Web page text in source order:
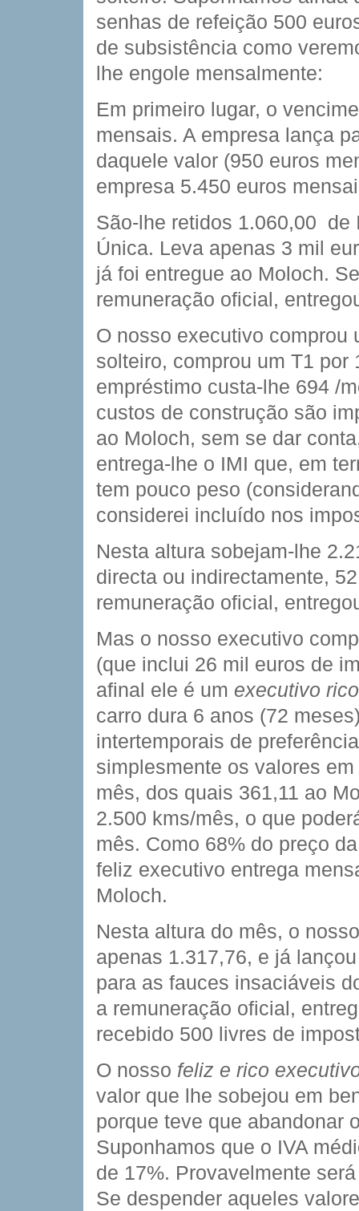
senhas de refeição 500
de subsistência como
lhe engole mensalmente:
Em primeiro lugar, o
mensais. A empresa lança
daquele valor (950 euros
empresa 5.450 euros
São-lhe retidos 1.060,00 
Única. Leva apenas 3 mil
já foi entregue ao Moloch.
remuneração oficial,
O nosso executivo comprou
solteiro, comprou um T1 por
empréstimo custa-lhe 694 /
custos de construção são
ao Moloch, sem se dar
entrega-lhe o IMI que, em
tem pouco peso
considerei incluído nos
Nesta altura sobejam-lhe
directa ou indirectamente,
remuneração oficial,
Mas o nosso executivo
(que inclui 26 mil euros de
afinal ele é um executivo
carro dura 6 anos (72
intertemporais de
simplesmente os valores em
mês, dos quais 361,11 ao
2.500 kms/mês, o que
mês. Como 68% do preço
feliz executivo entrega
Moloch.
Nesta altura do mês, o
apenas 1.317,76, e já
para as fauces insaciáveis
a remuneração oficial,
recebido 500 livres de
O nosso feliz e rico
valor que lhe sobejou em
porque teve que abandonar
Suponhamos que o IVA
de 17%. Provavelmente
Se despender aqueles